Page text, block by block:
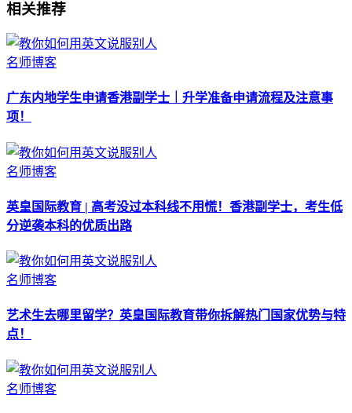
相关推荐
名师博客
广东内地学生申请香港副学士｜升学准备申请流程及注意事
项！
名师博客
英皇国际教育 | 高考没过本科线不用慌！香港副学士，考生低
分逆袭本科的优质出路
名师博客
艺术生去哪里留学？英皇国际教育带你拆解热门国家优势与特
点！
名师博客